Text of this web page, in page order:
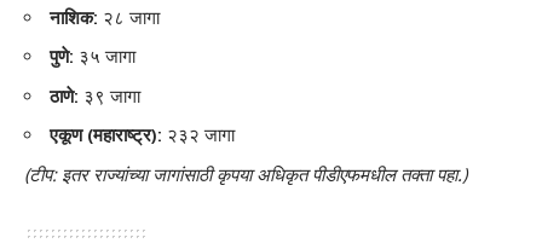
नाशिक: २८ जागा
पुणे: ३५ जागा
ठाणे: ३९ जागा
एकूण (महाराष्ट्र): २३२ जागा
(टीप: इतर राज्यांच्या जागांसाठी कृपया अधिकृत पीडीएफमधील तक्ता पहा.)